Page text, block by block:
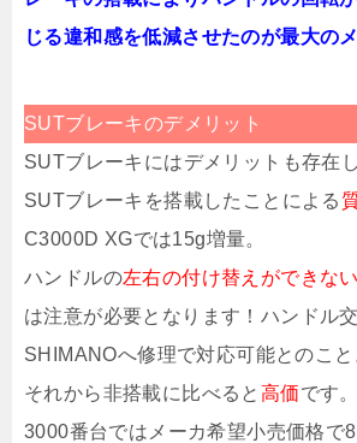
じる違和感を低減させたのが最大の
SUTブレーキのデメリット
SUTブレーキにはデメリットも存在し
SUTブレーキを搭載したことによる
C3000D XGでは15g増量。
ハンドルの左右の付け替えができない
は注意が必要となります！ハンドル
SHIMANOへ修理で対応可能とのこと
それから非搭載に比べると 高価です。
3000番台ではメーカ希望小売価格で